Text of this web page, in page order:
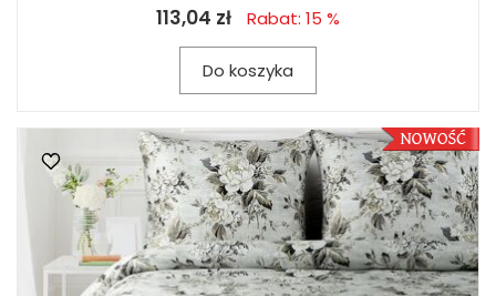
113,04 zł Rabat: 15 %
Do koszyka